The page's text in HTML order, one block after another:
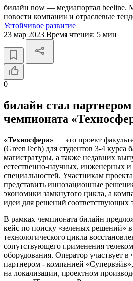
билайн now — медиапортал beeline.
новости компании и отраслевые
Устойчивое развитие
23 мар 2023 Время чтения: 5 мин
0
билайн стал
чемпионата
«Техносфера» — это проект
(GreenTech) для студентов 3-4 курса
магистратуры, а также недавних
естественно-научных, инженерных
специальностей. Участникам
представить инновационные
экономики замкнутого цикла, а
идеи для решений соответствующих
В рамках чемпионата билайн
кейс по поиску «зеленых решений» в
технологического цикла
сопутствующего применения
оборудования. Оператор участвует в
партнером - компанией
на локализации, проектном